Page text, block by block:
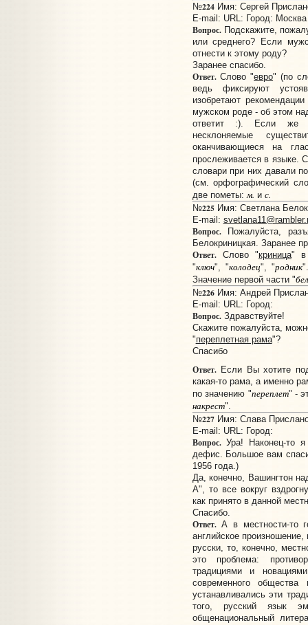
№224Имя: Сергей
E-mail: URL: Город: Москва
Вопрос.Подскажите,
или среднего? Если
отнести к этому роду?
Заранее спасибо.
Ответ.Слово "евро" (по
ведь фиксируют
изобретают
мужском роде - об этом
ответит :). Если же
несклоняемые
оканчивающиеся на
прослеживается в языке.
словари при них давали
(см. орфографический
две пометы:м. и с.
№225Имя: Светлана
E-mail:
Вопрос.Пожалуйста,
Белокриницкая. Заранее
Ответ.Слово "криница" в
"ключ", "колодец", "родник
Значение первой части "
№226Имя: Андрей
E-mail: URL: Город:
Вопрос.Здравствуйте!
Скажите пожалуйста,
"переплетная рама"?
Спасибо
Ответ.Если Вы хотите
какая-то рама, а именно
по значению "переплет" -
накрест".
№227Имя: Слава
E-mail: URL: Город:
Вопрос.Ура! Наконец-то я
дефис. Большое вам
1956 года.)
Да, конечно, Вашингтон
А", то все вокруг
как принято в данной
Спасибо.
Ответ.А в местности-то
английское
русски, то, конечно,
это проблема:
традициями и
современного
устанавливались эти
того, русский язык
общенациональный